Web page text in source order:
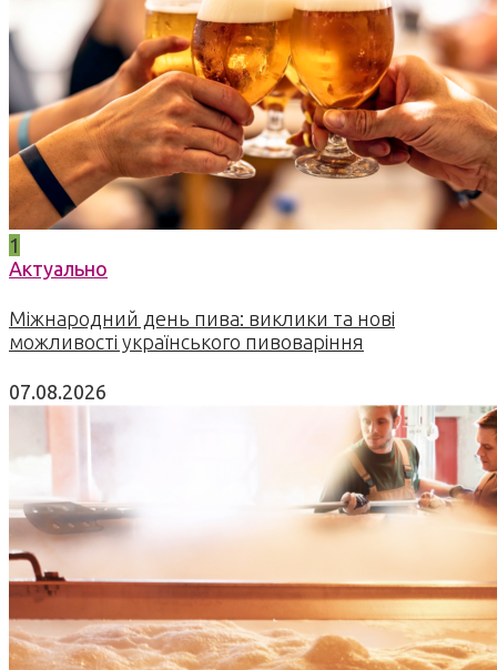
1
Актуально
Міжнародний день пива: виклики та нові
можливості українського пивоваріння
07.08.2026